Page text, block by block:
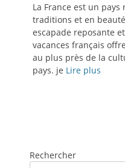
La France est un
traditions et en
escapade reposante
vacances français
au plus près de la
pays. je Lire plus
Rechercher